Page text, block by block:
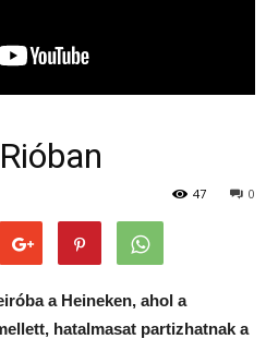
0
47
a Heineken, ahol a
hatalmasat partizhatnak a